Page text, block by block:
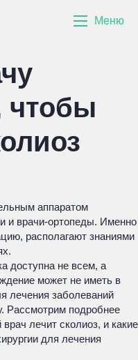
Меню
чтобы
аппаратом
и врачи-ортопеды. Именно
располагают знаниями
доступна не всем, а
может не иметь в
лечения заболеваний
Рассмотрим подробнее
лечит сколиоз, и какие
для лечения